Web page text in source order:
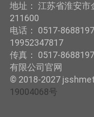
地址： 江苏省淮安
211600
电话： 0517-
19952347817
传真： 0517-
有限公司官网
© 2018-2027
19004068号